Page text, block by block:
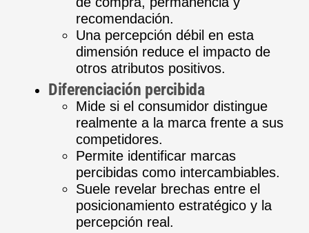
recomendación.
Una percepción débil en esta
dimensión reduce el impacto de
otros atributos positivos.
Diferenciación percibida
Mide si el consumidor distingue
realmente a la marca frente a sus
competidores.
Permite identificar marcas
percibidas como intercambiables.
Suele revelar brechas entre el
posicionamiento estratégico y la
percepción real.